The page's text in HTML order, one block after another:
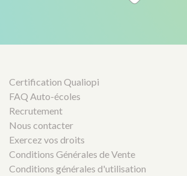
Certification Qualiopi
FAQ Auto-écoles
Recrutement
Nous contacter
Exercez vos droits
Conditions Générales de Vente
Conditions générales d'utilisation